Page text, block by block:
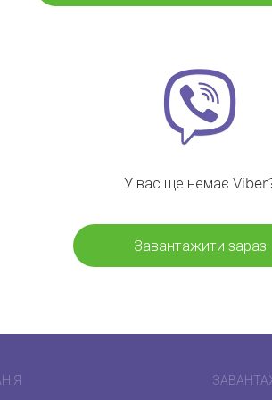
У вас ще немає
Завантажити зараз